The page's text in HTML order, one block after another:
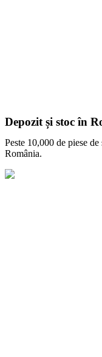
Depozit și stoc în
Peste 10,000 de piese
România.